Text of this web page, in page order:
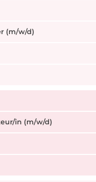
(m/w/d)
in (m/w/d)